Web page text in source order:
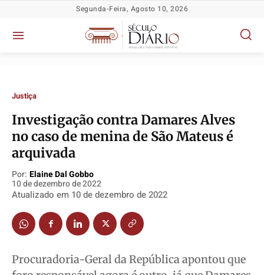
Socioeconômicas
TV Século
Justiça
Educação
Segurança
Meio Ambiente
Saúde
Socioeconômicas
TV Século
Justiça
Educação
Segurança
Meio Ambiente
Saúde
Socioeconômicas
TV Século
Justiça
Educação
Segurança
Meio Ambiente
Saúde
Socioeconômicas
TV Século
Justiça
Educação
Segurança
Meio Ambiente
Saúde
Segunda-Feira, Agosto 10, 2026
Justiça
Investigação contra Damares Alves
no caso de menina de São Mateus é
arquivada
Por: Elaine Dal Gobbo
10 de dezembro de 2022
Atualizado em 10 de dezembro de 2022
Procuradoria-Geral da República apontou que